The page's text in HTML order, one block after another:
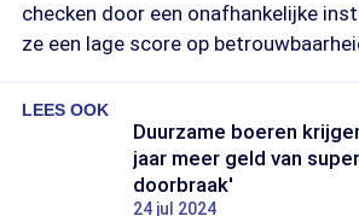
checken door een onafhankelijke
ze een lage score op
LEES OOK
Duurzame boeren
jaar meer geld van
doorbraak'
24 jul 2024